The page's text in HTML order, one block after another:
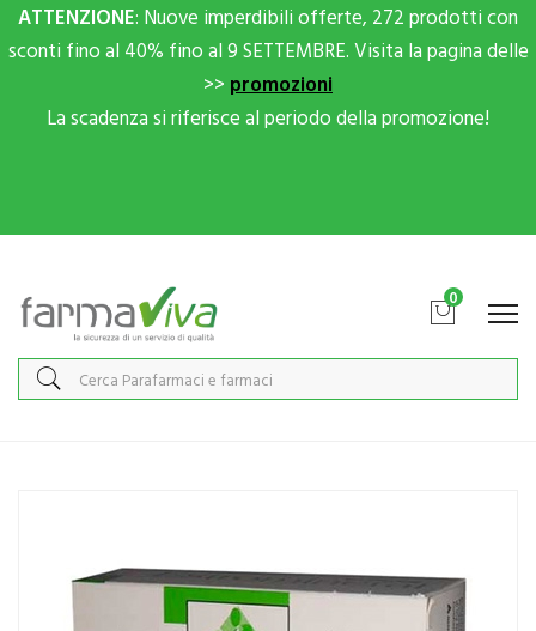
ATTENZIONE: Nuove imperdibili offerte, 272 prodotti con
sconti fino al 40% fino al 9 SETTEMBRE. Visita la pagina delle
>> promozioni
La scadenza si riferisce al periodo della promozione!
0